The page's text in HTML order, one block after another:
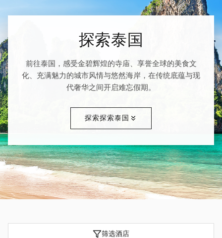
探索泰国
前往泰国，感受金碧辉煌的寺庙、享誉全球的美食文
化、充满魅力的城市风情与悠然海岸，在传统底蕴与现
代奢华之间开启难忘假期。
探索探索泰国
筛选酒店